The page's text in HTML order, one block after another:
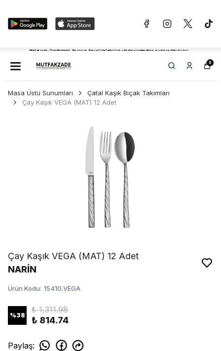
Mutfakzade - Özel Alanlariniz, Restoran, Bar ve Cafe'leriniz için sıfırdan projelendirme, montaj ve daha fazlasi...
0
Masa Üstü Sunumları
Çatal Kaşık Bıçak Takımları
Çay Kaşık VEGA (MAT) 12 Adet
Çay Kaşık VEGA (MAT) 12 Adet
NARİN
Ürün Kodu: 15410.VEGA
%38
₺ 1,311.98
₺ 814.74
Paylaş: